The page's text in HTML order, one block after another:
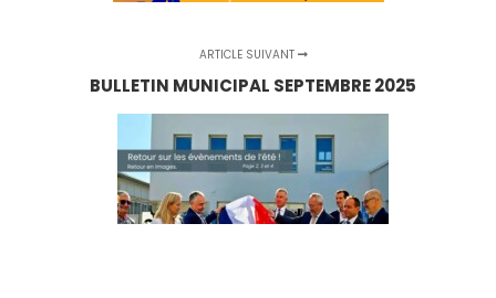
ARTICLE SUIVANT
BULLETIN MUNICIPAL SEPTEMBRE 2025